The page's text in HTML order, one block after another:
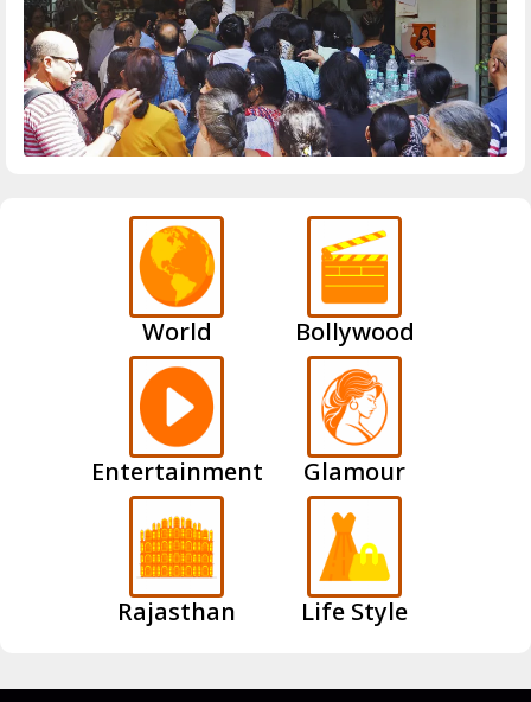
World Bollywood
Entertainment Glamour
Rajasthan Life Style